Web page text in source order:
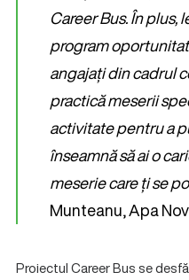
Career Bus. În
program
angajați din cadrul
practică meserii
activitate pentru a
înseamnă să ai o
meserie care ți se
Munteanu, Apa
Proiectul Career Bus se